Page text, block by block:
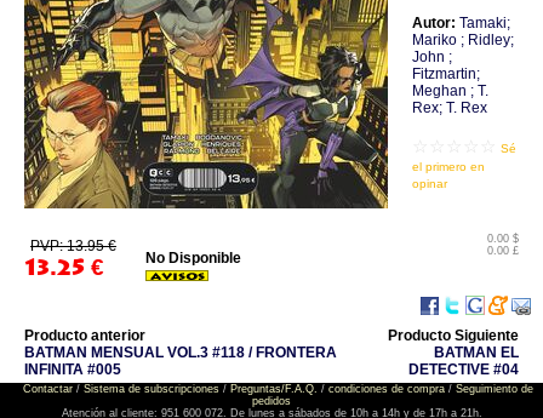
Autor: Tamaki;
Mariko ; Ridley;
John ;
Fitzmartin;
Meghan ; T.
Rex; T. Rex
Sé
el primero en
opinar
PVP: 13.95 €
13.25 €
0.00 $
0.00 £
No Disponible
Producto anterior
BATMAN MENSUAL VOL.3 #118 / FRONTERA
INFINITA #005
Producto Siguiente
BATMAN EL
DETECTIVE #04
Contactar/ Sistema de subscripciones/ Preguntas/F.A.Q. / condiciones de compra/ Seguimiento de
pedidos
Atención al cliente: 951 600 072. De lunes a sábados de 10h a 14h y de 17h a 21h.